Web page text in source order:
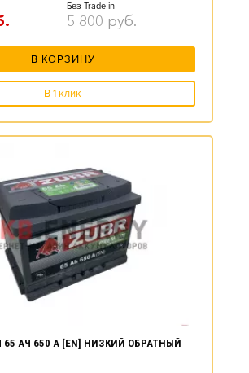
Без Trade-in
5 800 руб.
В КОРЗИНУ
В 1 клик
65 АЧ 650 А [EN] НИЗКИЙ ОБРАТНЫЙ